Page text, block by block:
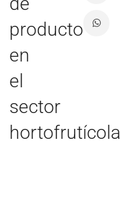
producto
en
el
sector
hortofrutícola